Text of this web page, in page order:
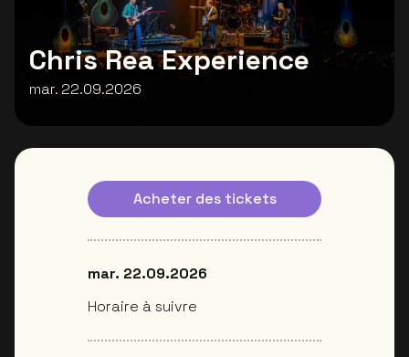
Chris Rea Experience
mar. 22.09.2026
Acheter des tickets
mar. 22.09.2026
Horaire à suivre